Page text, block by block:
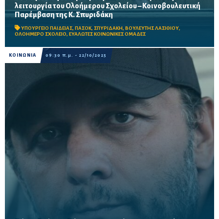
λειτουργία του Ολοήμερου Σχολείου – Κοινοβουλευτική
Παρέμβαση της Κ. Σπυριδάκη
ΥΠΟΥΡΓΕΙΟ ΠΑΙΔΕΙΑΣ, ΠΑΣΟΚ, ΣΠΥΡΙΔΑΚΗ, ΒΟΥΛΕΥΤΗΣ ΛΑΣΙΘΙΟΥ,
ΟΛΟΗΜΕΡΟ ΣΧΟΛΕΙΟ, ΕΥΑΛΩΤΕΣ ΚΟΙΝΩΝΙΚΕΣ ΟΜΑΔΕΣ
Η Βουλευτής Λασιθίου του ΠΑΣΟΚ ζητάει από το Υπουργείο
Ολοήμερο Σχολείο, ιδιαίτερα στις αγροτικές και...
ΚΟΙΝΩΝΙΑ 09:30 π.μ. - 22/10/2025